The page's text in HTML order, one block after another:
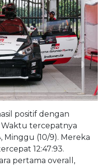
positif dengan
Waktu tercepatnya
Minggu (10/9). Mereka
12:47:93.
pertama overall,